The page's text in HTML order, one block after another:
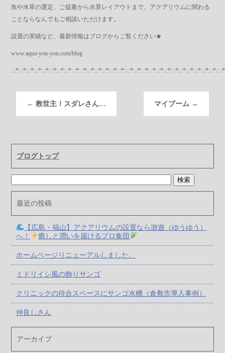
魚や水草の選定、ご提案から水景レイアウトまで、アクアリウムに関わる
ことならなんでもご相談いただけます。
設置の実績など、最新情報はブログからご覧ください★
www.aqua-you-you.com/blog
← 救世主！スダレさん… マイブーム →
ブログトップ
最近の投稿
【広島・福山】アクアリウムの設置なら游遊（ゆうゆう）
へ！
癒しと潤いを届けるプロ集団
ホームページリニューアルしました。
ミドリイシ風の飾りサンゴ
クリニックの待合スペースにサンゴ水槽（倉敷市導入事例）
仲良しさん
アーカイブ